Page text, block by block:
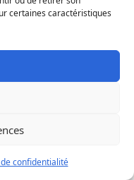
certaines caractéristiques
confidentialité